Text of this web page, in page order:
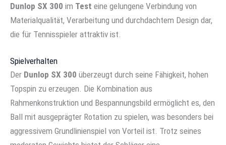
Dunlop SX 300 im Test eine gelungene Verbindung von
Materialqualität, Verarbeitung und durchdachtem Design dar,
die für Tennisspieler attraktiv ist.
Spielverhalten
Der Dunlop SX 300 überzeugt durch seine Fähigkeit, hohen
Topspin zu erzeugen. Die Kombination aus
Rahmenkonstruktion und Bespannungsbild ermöglicht es, den
Ball mit ausgeprägter Rotation zu spielen, was besonders bei
aggressivem Grundlinienspiel von Vorteil ist. Trotz seines